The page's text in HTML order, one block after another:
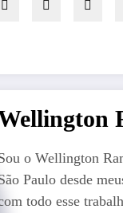
o Wellington
Paulo desde
todo esse